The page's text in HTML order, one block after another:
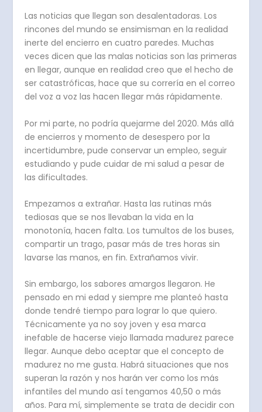
Las noticias que llegan son desalentadoras. Los
rincones del mundo se ensimisman en la realidad
inerte del encierro en cuatro paredes. Muchas
veces dicen que las malas noticias son las primeras
en llegar, aunque en realidad creo que el hecho de
ser catastróficas, hace que su correría en el correo
del voz a voz las hacen llegar más rápidamente.
Por mi parte, no podría quejarme del 2020. Más allá
de encierros y momento de desespero por la
incertidumbre, pude conservar un empleo, seguir
estudiando y pude cuidar de mi salud a pesar de
las dificultades.
Empezamos a extrañar. Hasta las rutinas más
tediosas que se nos llevaban la vida en la
monotonía, hacen falta. Los tumultos de los buses,
compartir un trago, pasar más de tres horas sin
lavarse las manos, en fin. Extrañamos vivir.
Sin embargo, los sabores amargos llegaron. He
pensado en mi edad y siempre me planteó hasta
donde tendré tiempo para lograr lo que quiero.
Técnicamente ya no soy joven y esa marca
inefable de hacerse viejo llamada madurez parece
llegar. Aunque debo aceptar que el concepto de
madurez no me gusta. Habrá situaciones que nos
superan la razón y nos harán ver como los más
infantiles del mundo así tengamos 40,50 o más
años. Para mí, simplemente se trata de decidir con